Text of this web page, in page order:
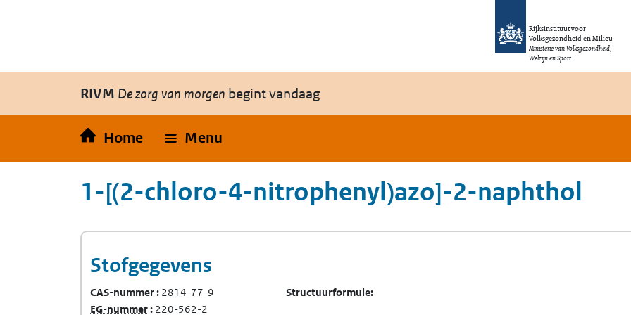
Rijksinstituut voor
Volksgezondheid en Milieu
Ministerie van Volksgezondheid,
Welzijn en Sport
RIVM De zorg van morgen begint vandaag
Home Menu
1-[(2-chloro-4-nitrophenyl)azo]-2-naphthol
Stofgegevens
CAS-nummer 2814-77-9
EG-nummer(Europees Gemeenschap-nummer)
220-562-2
Structuurformule